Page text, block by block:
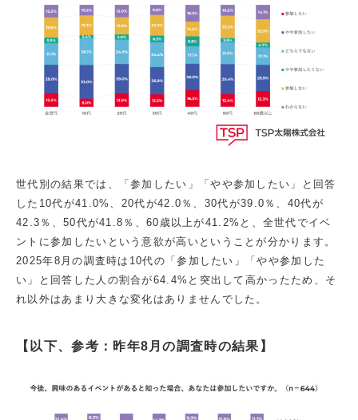
世代別の結果では、「参加したい」「やや参加したい」と回答
した10代が41.0%、20代が42.0％、30代が39.0％、40代が
42.3％、50代が41.8％、60歳以上が41.2%と、全世代でイベ
ントに参加したいという意欲が高いということが分かります。
2025年8月の調査時は10代の「参加したい」「やや参加した
い」と回答した人の割合が64.4%と突出して高かったため、そ
れ以外はあまり大きな変化はありませんでした。
【以下、参考：昨年8月の調査時の結果】